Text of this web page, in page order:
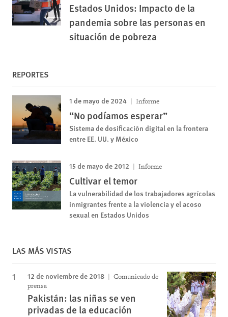
Estados Unidos: Impacto de la
pandemia sobre las personas en
situación de pobreza
REPORTES
1 de mayo de 2024 Informe
“No podíamos esperar”
Sistema de dosificación digital en la frontera
entre EE. UU. y México
15 de mayo de 2012 Informe
Cultivar el temor
La vulnerabilidad de los trabajadores agrícolas
inmigrantes frente a la violencia y el acoso
sexual en Estados Unidos
LAS MÁS VISTAS
12 de noviembre de 2018
Comunicado de
prensa
Pakistán: las niñas se ven
privadas de la educación